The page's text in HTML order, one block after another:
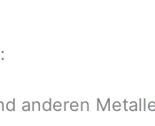
anderen